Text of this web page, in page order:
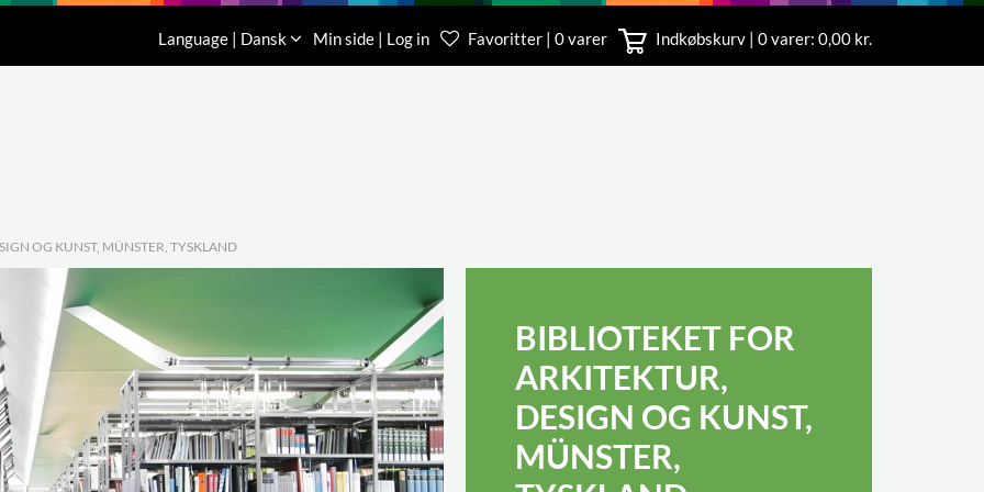
Language | Dansk Min side | Log in Favoritter | 0 varer Indkøbskurv | 0varer: 0,00 kr.
Kundeservice
76 78 26 11
OG KUNST, MÜNSTER, TYSKLAND
BIBLIOTEKET FOR
ARKITEKTUR,
DESIGN OG KUNST,
MÜNSTER,